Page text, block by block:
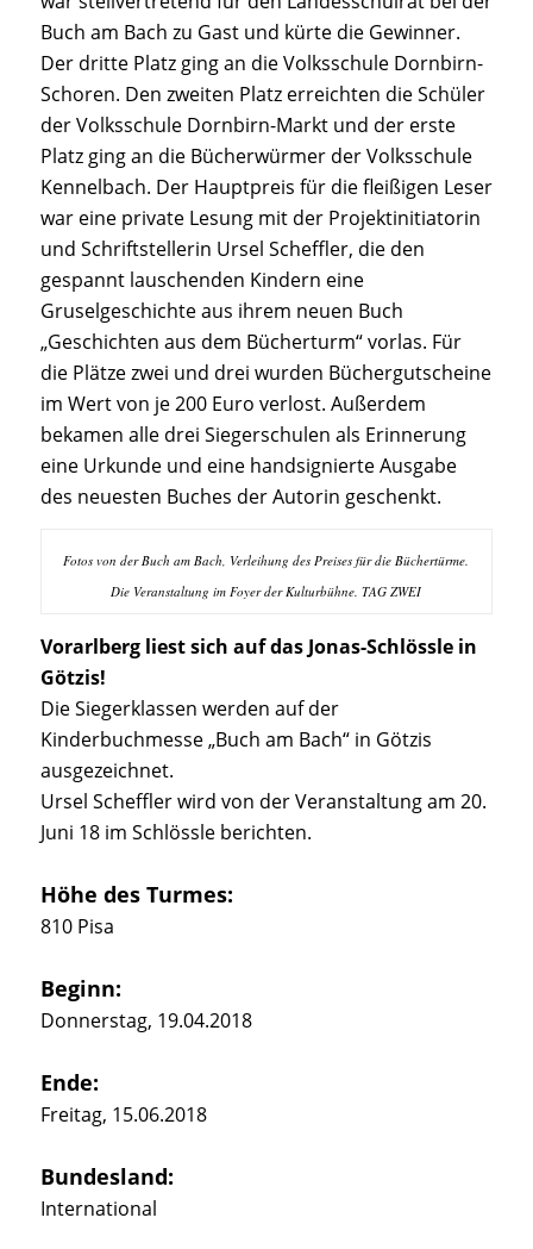
Buch am Bach zu Gast und kürte die Gewinner.
Der dritte Platz ging an die Volksschule Dornbirn-
Schoren. Den zweiten Platz erreichten die Schüler
der Volksschule Dornbirn-Markt und der erste
Platz ging an die Bücherwürmer der Volksschule
Kennelbach. Der Hauptpreis für die fleißigen Leser
war eine private Lesung mit der Projektinitiatorin
und Schriftstellerin Ursel Scheffler, die den
gespannt lauschenden Kindern eine
Gruselgeschichte aus ihrem neuen Buch
„Geschichten aus dem Bücherturm“ vorlas. Für
die Plätze zwei und drei wurden Büchergutscheine
im Wert von je 200 Euro verlost. Außerdem
bekamen alle drei Siegerschulen als Erinnerung
eine Urkunde und eine handsignierte Ausgabe
des neuesten Buches der Autorin geschenkt.
Fotos von der Buch am Bach, Verleihung des Preises für die Büchertürme.
Die Veranstaltung im Foyer der Kulturbühne. TAG ZWEI
Vorarlberg liest sich auf das Jonas-Schlössle in
Götzis!
Die Siegerklassen werden auf der
Kinderbuchmesse „Buch am Bach“ in Götzis
ausgezeichnet.
Ursel Scheffler wird von der Veranstaltung am 20.
Juni 18 im Schlössle berichten.
Höhe des Turmes:
810 Pisa
Beginn:
Donnerstag, 19.04.2018
Ende:
Freitag, 15.06.2018
Bundesland:
International